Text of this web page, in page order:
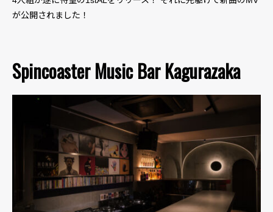
が公開されました！
Spincoaster Music Bar Kagurazaka